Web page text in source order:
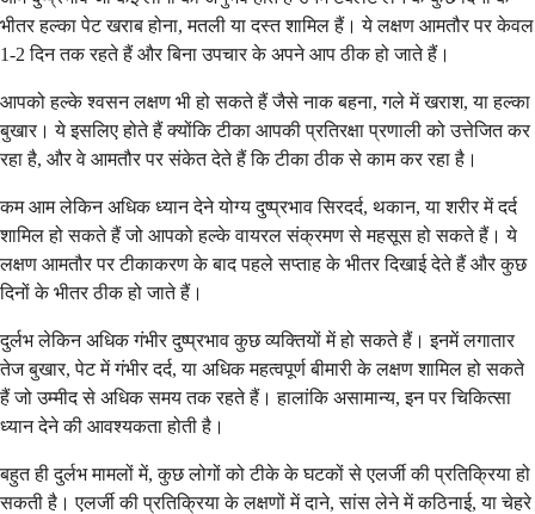
भीतर हल्का पेट खराब होना, मतली या दस्त शामिल हैं। ये लक्षण आमतौर पर केवल
1-2 दिन तक रहते हैं और बिना उपचार के अपने आप ठीक हो जाते हैं।
आपको हल्के श्वसन लक्षण भी हो सकते हैं जैसे नाक बहना, गले में खराश, या हल्का
बुखार। ये इसलिए होते हैं क्योंकि टीका आपकी प्रतिरक्षा प्रणाली को उत्तेजित कर
रहा है, और वे आमतौर पर संकेत देते हैं कि टीका ठीक से काम कर रहा है।
कम आम लेकिन अधिक ध्यान देने योग्य दुष्प्रभाव सिरदर्द, थकान, या शरीर में दर्द
शामिल हो सकते हैं जो आपको हल्के वायरल संक्रमण से महसूस हो सकते हैं। ये
लक्षण आमतौर पर टीकाकरण के बाद पहले सप्ताह के भीतर दिखाई देते हैं और कुछ
दिनों के भीतर ठीक हो जाते हैं।
दुर्लभ लेकिन अधिक गंभीर दुष्प्रभाव कुछ व्यक्तियों में हो सकते हैं। इनमें लगातार
तेज बुखार, पेट में गंभीर दर्द, या अधिक महत्वपूर्ण बीमारी के लक्षण शामिल हो सकते
हैं जो उम्मीद से अधिक समय तक रहते हैं। हालांकि असामान्य, इन पर चिकित्सा
ध्यान देने की आवश्यकता होती है।
बहुत ही दुर्लभ मामलों में, कुछ लोगों को टीके के घटकों से एलर्जी की प्रतिक्रिया हो
सकती है। एलर्जी की प्रतिक्रिया के लक्षणों में दाने, सांस लेने में कठिनाई, या चेहरे